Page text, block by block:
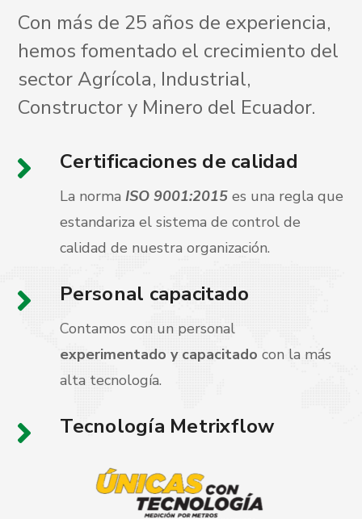
Con más de 25 años de experiencia,
hemos fomentado el crecimiento del
sector Agrícola, Industrial,
Constructor y Minero del Ecuador.
Certificaciones de calidad
La norma ISO 9001:2015 es una regla que
estandariza el sistema de control de
calidad de nuestra organización.
Personal capacitado
Contamos con un personal
experimentado y capacitado con la más
alta tecnología.
Tecnología Metrixflow